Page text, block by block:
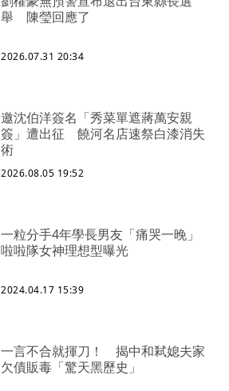
舉 陳瑩回應了
2026.07.31 20:34
邀沈伯洋簽名「秀菜單遮蔣萬安親
簽」遭出征 饒河名店速祭白漆消失
術
2026.08.05 19:52
一粒分手4年學長男友「痛哭一晚」
啦啦隊女神理想型曝光
2024.04.17 15:39
一言不合就揮刀！ 揭中和弒媳夫家
欠債販毒「驚天黑歷史」